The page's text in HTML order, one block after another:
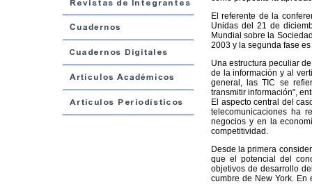
El referente de la
Unidas del 21 de
Mundial sobre la
2003 y la segunda fase
Una estructura peculiar
de la información y al
general, las TIC se
transmitir información",
El aspecto central del
telecomunicaciones ha
negocios y en la
competitividad.
Desde la primera
que el potencial del
objetivos de desarrollo
cumbre de New York. En